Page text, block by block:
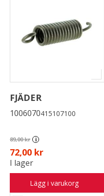
FJÄDER
1006070415107100
89,00 kr i
72,00 kr
I lager
Lägg i varukorg